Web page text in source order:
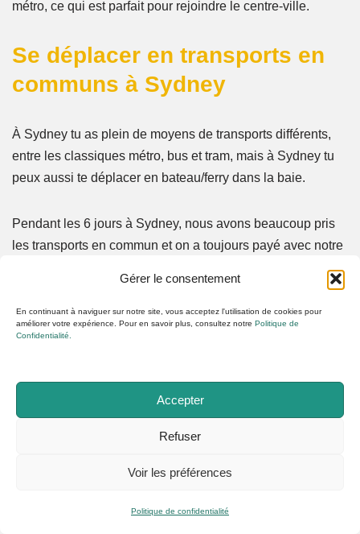
Gérer le consentement
En continuant à naviguer sur notre site, vous acceptez l'utilisation de cookies pour
améliorer votre expérience. Pour en savoir plus, consultez notre Politique de
Confidentialité.
Accepter
Refuser
Voir les préférences
Politique de confidentialité
métro, ce qui est parfait pour rejoindre le centre-ville.
Se déplacer en transports en
communs à Sydney
À Sydney tu as plein de moyens de transports différents,
entre les classiques métro, bus et tram, mais à Sydney tu
peux aussi te déplacer en bateau/ferry dans la baie.
Pendant les 6 jours à Sydney, nous avons beaucoup pris
les transports en commun et on a toujours payé avec notre
carte bancaire. Il n’est pas nécessaire de prendre la Opal
Assurance voyage pour un
On n’est jamais trop prudent lorsqu’il s’agit de la santé et
des frais médicaux. Personnellement, j’avais pris une
et elle couvrait aussi les voyages. L’Australie était
donc comprise dedans, et j’étais donc couverte par une